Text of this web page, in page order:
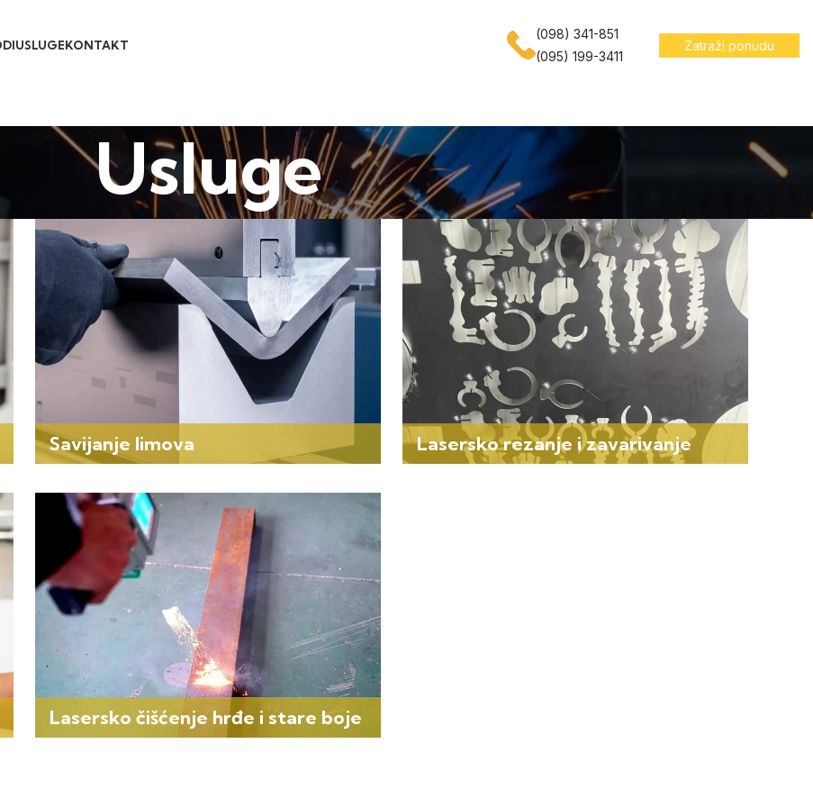
USLUGEKONTAKT
(098) 341-851
(095) 199-3411
Zatraži ponudu
Usluge
Savijanje limova Lasersko rezanje i zavarivanje
Lasersko čišćenje hrđe i stare boje